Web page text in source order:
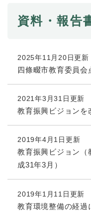
資料・報告
2025年11月20日更新
四條畷市教育委員会
2021年3月31日更新
教育振興ビジョンを
2019年4月1日更新
教育振興ビジョン（
成31年3月）
2019年1月11日更新
教育環境整備の経過